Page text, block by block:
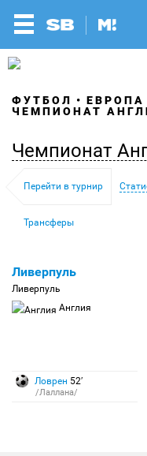
ФУТБОЛ
ЕВРОПА
ЧЕМПИОНАТ
Чемпионат
Перейти в турнир
Трансферы
Ливерпуль
Ливерпуль
Англия
Ловрен 52′
/Лаллана/